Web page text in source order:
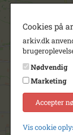
Cookies på
arkiv.dk
Nødvendig
Marketing
Accepter
Vis cookie